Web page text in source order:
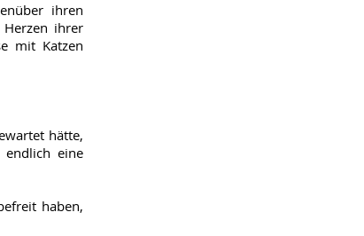
ihren
ihrer
mit Katzen
hätte,
eine
haben,